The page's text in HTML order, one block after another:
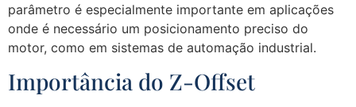
parâmetro é especialmente importante em aplicações
onde é necessário um posicionamento preciso do
motor, como em sistemas de automação industrial.
Importância do Z-Offset